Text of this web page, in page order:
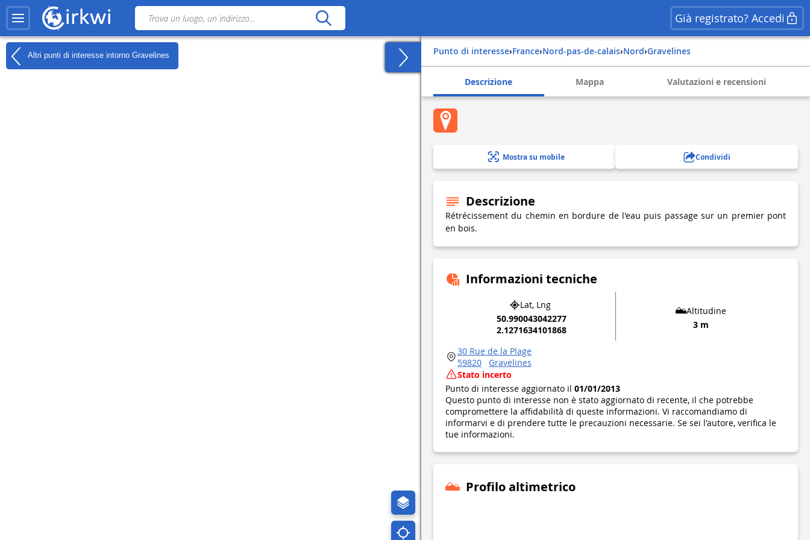
Già registrato? Accedi
Altri punti di interesse intorno Gravelines Punto di interesse› france› nord-pas-de-calais› nord› gravelines
Descrizione Mappa Valutazioni e recensioni
Mostra su mobile Condividi
Descrizione
Rétrécissement du chemin en bordure de l'eau puis passage sur un premier pont
en bois.
Informazioni tecniche
Lat, Lng
50.990043042277
2.1271634101868
Altitudine
3 m
30 Rue de la Plage
59820
Gravelines
Stato incerto
Punto di interesse aggiornato il 01/01/2013
Questo punto di interesse non è stato aggiornato di recente, il che potrebbe
compromettere la affidabilità di queste informazioni. Vi raccomandiamo di
informarvi e di prendere tutte le precauzioni necessarie. Se sei l'autore, verifica le
tue informazioni.
Profilo altimetrico